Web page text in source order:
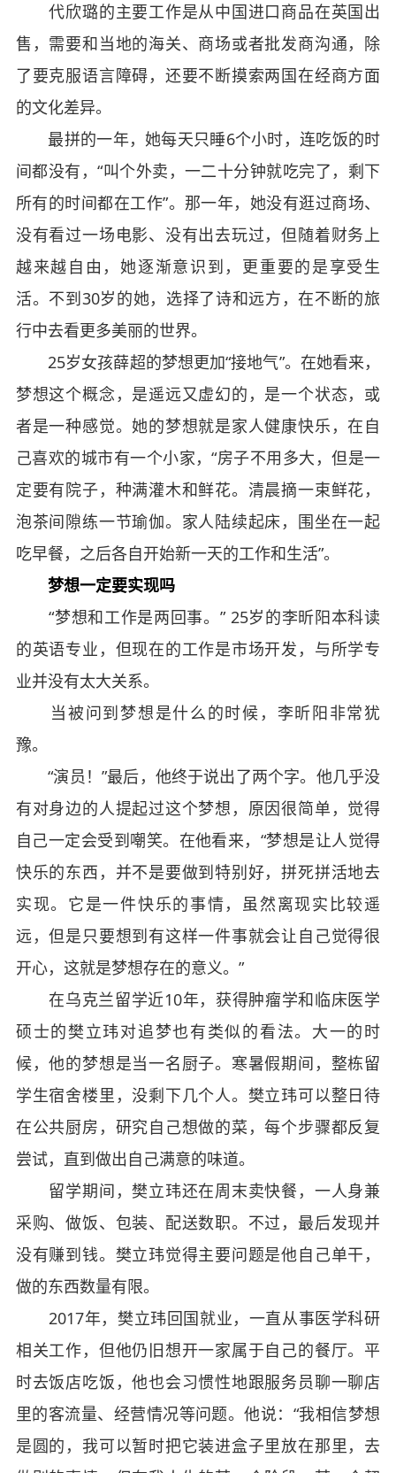
代欣璐的主要工作是从中国进口商品在英国出
售，需要和当地的海关、商场或者批发商沟通，除
了要克服语言障碍，还要不断摸索两国在经商方面
的文化差异。
最拼的一年，她每天只睡6个小时，连吃饭的时
间都没有，“叫个外卖，一二十分钟就吃完了，剩下
所有的时间都在工作”。那一年，她没有逛过商场、
没有看过一场电影、没有出去玩过，但随着财务上
越来越自由，她逐渐意识到，更重要的是享受生
活。不到30岁的她，选择了诗和远方，在不断的旅
行中去看更多美丽的世界。
25岁女孩薛超的梦想更加“接地气”。在她看来，
梦想这个概念，是遥远又虚幻的，是一个状态，或
者是一种感觉。她的梦想就是家人健康快乐，在自
己喜欢的城市有一个小家，“房子不用多大，但是一
定要有院子，种满灌木和鲜花。清晨摘一束鲜花，
泡茶间隙练一节瑜伽。家人陆续起床，围坐在一起
吃早餐，之后各自开始新一天的工作和生活”。
梦想一定要实现吗
“梦想和工作是两回事。” 25岁的李昕阳本科读
的英语专业，但现在的工作是市场开发，与所学专
业并没有太大关系。
当被问到梦想是什么的时候，李昕阳非常犹
豫。
“演员！”最后，他终于说出了两个字。他几乎没
有对身边的人提起过这个梦想，原因很简单，觉得
自己一定会受到嘲笑。在他看来，“梦想是让人觉得
快乐的东西，并不是要做到特别好，拼死拼活地去
实现。它是一件快乐的事情，虽然离现实比较遥
远，但是只要想到有这样一件事就会让自己觉得很
开心，这就是梦想存在的意义。”
在乌克兰留学近10年，获得肿瘤学和临床医学
硕士的樊立玮对追梦也有类似的看法。大一的时
候，他的梦想是当一名厨子。寒暑假期间，整栋留
学生宿舍楼里，没剩下几个人。樊立玮可以整日待
在公共厨房，研究自己想做的菜，每个步骤都反复
尝试，直到做出自己满意的味道。
留学期间，樊立玮还在周末卖快餐，一人身兼
采购、做饭、包装、配送数职。不过，最后发现并
没有赚到钱。樊立玮觉得主要问题是他自己单干，
做的东西数量有限。
2017年，樊立玮回国就业，一直从事医学科研
相关工作，但他仍旧想开一家属于自己的餐厅。平
时去饭店吃饭，他也会习惯性地跟服务员聊一聊店
里的客流量、经营情况等问题。他说：“我相信梦想
是圆的，我可以暂时把它装进盒子里放在那里，去